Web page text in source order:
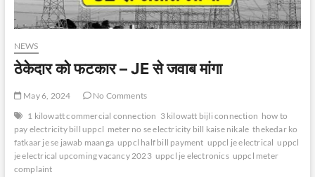
NEWS
ठेकेदार को फटकार – JE से जवाब मांगा
May 6, 2024
No Comments
1 kilowatt commercial connection 3 kilowatt bijli connection how to
pay electricity bill uppcl meter no se electricity bill kaise nikale thekedar ko
fatkaar je se jawab maanga uppcl half bill payment uppcl je electrical uppcl
je electrical upcoming vacancy 2023 uppcl je electronics uppcl meter
complaint